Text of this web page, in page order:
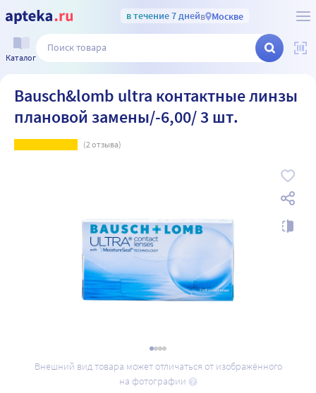
в течение 7 днейв Москве
Каталог
Bausch&lomb ultra контактные линзы
плановой замены/-6,00/ 3 шт.
(2отзыва)
Внешний вид товара может отличаться от изображённого
на фотографии